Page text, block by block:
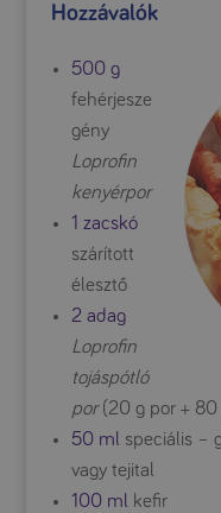
Hozzávalók
500 g
fehérjesze
gény
Loprofin
kenyérpor
1 zacskó
szárított
élesztő
2 adag
Loprofin
tojáspótló
por(20 g por + 80
50 mlspeciális –
vagy tejital
100 mlkefir